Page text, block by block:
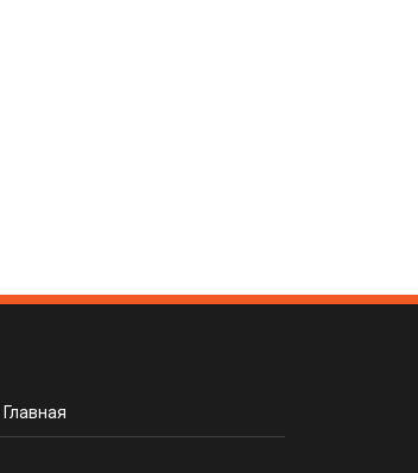
Главная